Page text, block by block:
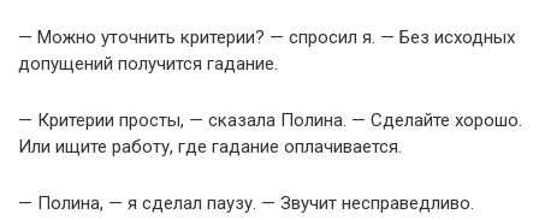
— Можно уточнить критерии? — спросил я. — Без исходных
допущений получится гадание.
— Критерии просты, — сказала Полина. — Сделайте хорошо.
Или ищите работу, где гадание оплачивается.
— Полина, — я сделал паузу. — Звучит несправедливо.